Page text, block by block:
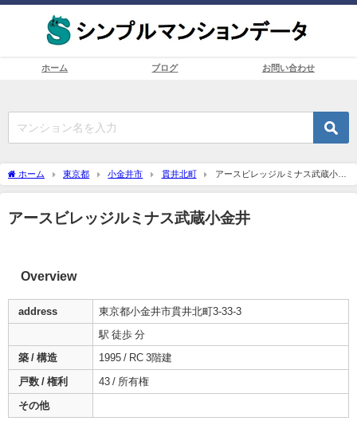
ホーム ブログ お問い合わせ
ホーム 東京都 小金井市 貫井北町
アースビレッジルミナス武蔵小金
井
アースビレッジルミナス武蔵小金井
Overview
address 東京都小金井市貫井北町3-33-3
駅 徒歩 分
築 / 構造 1995 / RC 3階建
戸数 / 権利 43 / 所有権
その他